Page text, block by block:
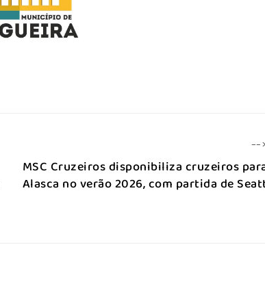
--
MSC Cruzeiros disponibiliza cruzeiros
Alasca no verão 2026, com partida de